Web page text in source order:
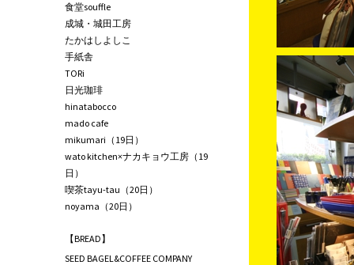
食堂souffle
成城・城田工房
たかはしよしこ
手紙舎
TORi
日光珈琲
hinatabocco
mado cafe
mikumari（19日）
wato kitchen×ナカキョウ工房（19
日）
喫茶tayu-tau（20日）
noyama（20日）
【BREAD】
SEED BAGEL&COFFEE COMPANY